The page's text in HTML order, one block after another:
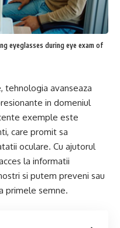
eyeglasses during eye exam of
tehnologia avanseaza
in domeniul
exemple este
care promit sa
oculare. Cu ajutorul
la informatii
si putem preveni sau
primele semne.